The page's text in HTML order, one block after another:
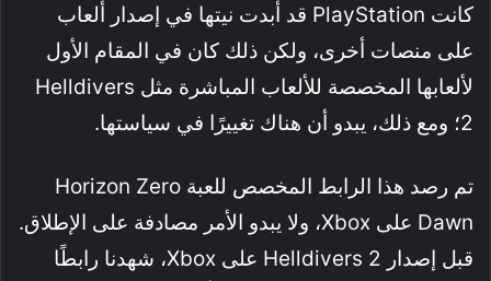
كانت PlayStation قد أبدت نيتها في إصدار ألعاب
على منصات أخرى، ولكن ذلك كان في المقام الأول
لألعابها المخصصة للألعاب المباشرة مثل Helldivers
2؛ ومع ذلك، يبدو أن هناك تغييرًا في سياستها.
تم رصد هذا الرابط المخصص للعبة Horizon Zero
Dawn على Xbox، ولا يبدو الأمر مصادفة على الإطلاق.
قبل إصدار Helldivers 2 على Xbox، شهدنا رابطًا